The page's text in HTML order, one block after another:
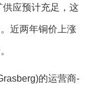
应预计充足，这
近两年铜价上涨
的运营商-